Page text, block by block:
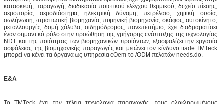
κατασκευή, παραγωγή, διαδικασία ποιοτικού ελέγχου θερμικού, δοχείο πίεσης,
αεροπορία, αεροδιάστημα, ηλεκτρική δύναμη, πετρέλαιο, χημική ουσία,
σωλήνωση, στρατιωτική βιομηχανία, πυρηνική βιομηχανία, σκάφος, αυτοκίνητο,
μεταλλουργία, δομή χάλυβα, σιδηρόδρομος, πανεπιστήμιο, έχει διαδραματίσει
έναν σημαντικό ρόλο στην προώθηση της γρήγορης ανάπτυξης της τεχνολογίας
NDT και της ποιότητας των βιομηχανικών προϊόντων, εξασφαλίζει την εργασία
ασφάλειας της βιομηχανικής παραγωγής και μειώνει τον κίνδυνο trade.TMTeck
μπορεί να κάνει τα όργανα ως υπηρεσία cOem το /ODM πελατών needs.do.
Ε&Α
Το TMTeck έχει την τέλεια τεχνολογία παραγωγής, τους ολοκληρωμένους